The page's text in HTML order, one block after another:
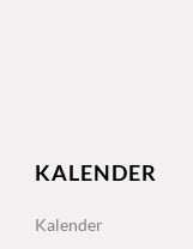
KALENDER
Kalender